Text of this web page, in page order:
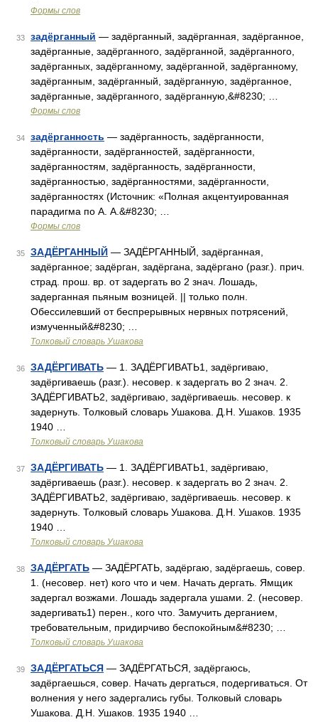
Формы слов
33 задёрганный — задёрганный, задёрганная, задёрганное,
задёрганные, задёрганного, задёрганной, задёрганного,
задёрганных, задёрганному, задёрганной, задёрганному,
задёрганным, задёрганный, задёрганную, задёрганное,
задёрганные, задёрганного, задёрганную,&#8230; …
Формы слов
34 задёрганность — задёрганность, задёрганности,
задёрганности, задёрганностей, задёрганности,
задёрганностям, задёрганность, задёрганности,
задёрганностью, задёрганностями, задёрганности,
задёрганностях (Источник: «Полная акцентуированная
парадигма по А. А.&#8230; …
Формы слов
35 ЗАДЁРГАННЫЙ — ЗАДЁРГАННЫЙ, задёрганная,
задёрганное; задёрган, задёргана, задёргано (разг.). прич.
страд. прош. вр. от задергать во 2 знач. Лошадь,
задерганная пьяным возницей. || только полн.
Обессилевший от беспрерывных нервных потрясений,
измученный&#8230; …
Толковый словарь Ушакова
36 ЗАДЁРГИВАТЬ — 1. ЗАДЁРГИВАТЬ1, задёргиваю,
задёргиваешь (разг.). несовер. к задергать во 2 знач. 2.
ЗАДЁРГИВАТЬ2, задёргиваю, задёргиваешь. несовер. к
задернуть. Толковый словарь Ушакова. Д.Н. Ушаков. 1935
1940 …
Толковый словарь Ушакова
37 ЗАДЁРГИВАТЬ — 1. ЗАДЁРГИВАТЬ1, задёргиваю,
задёргиваешь (разг.). несовер. к задергать во 2 знач. 2.
ЗАДЁРГИВАТЬ2, задёргиваю, задёргиваешь. несовер. к
задернуть. Толковый словарь Ушакова. Д.Н. Ушаков. 1935
1940 …
Толковый словарь Ушакова
38 ЗАДЁРГАТЬ — ЗАДЁРГАТЬ, задёргаю, задёргаешь, совер.
1. (несовер. нет) кого что и чем. Начать дергать. Ямщик
задергал возжами. Лошадь задергала ушами. 2. (несовер.
задергивать1) перен., кого что. Замучить дерганием,
требовательным, придирчиво беспокойным&#8230; …
Толковый словарь Ушакова
39 ЗАДЁРГАТЬСЯ — ЗАДЁРГАТЬСЯ, задёргаюсь,
задёргаешься, совер. Начать дергаться, подергиваться. От
волнения у него задергались губы. Толковый словарь
Ушакова. Д.Н. Ушаков. 1935 1940 …